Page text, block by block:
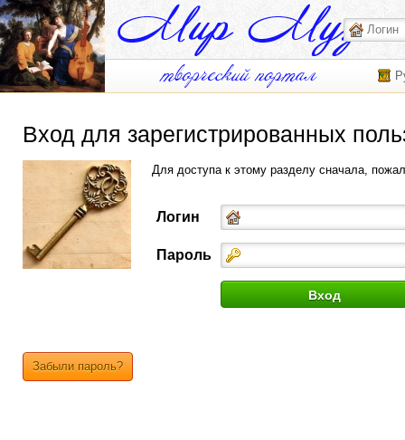
Вход для зарегистрированных
Для доступа к этому разделу сначала,
Логин
Пароль
Забыли пароль?